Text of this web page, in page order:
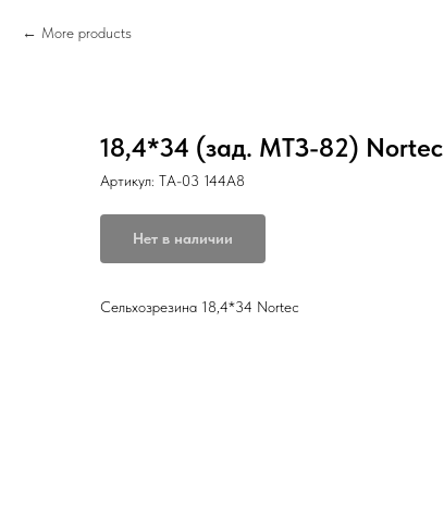
More products
18,4*34 (зад. МТЗ-82) Nortec
Артикул: ТА-03 144А8
Нет в наличии
Сельхозрезина 18,4*34 Nortec